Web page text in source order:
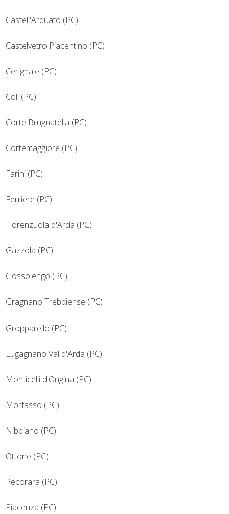
Castell'Arquato (PC)
Castelvetro Piacentino (PC)
Cerignale (PC)
Coli (PC)
Corte Brugnatella (PC)
Cortemaggiore (PC)
Farini (PC)
Ferriere (PC)
Fiorenzuola d'Arda (PC)
Gazzola (PC)
Gossolengo (PC)
Gragnano Trebbiense (PC)
Gropparello (PC)
Lugagnano Val d'Arda (PC)
Monticelli d'Ongina (PC)
Morfasso (PC)
Nibbiano (PC)
Ottone (PC)
Pecorara (PC)
Piacenza (PC)